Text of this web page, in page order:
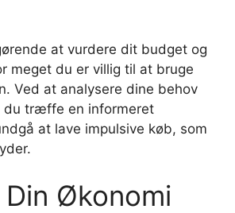
at vurdere dit budget og
meget du er villig til at bruge
Ved at analysere dine behov
du træffe en informeret
at lave impulsive køb, som
Din Økonomi